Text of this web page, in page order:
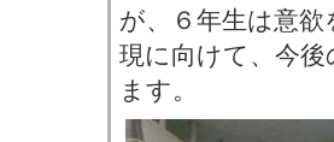
が、６年生は意
現に向けて、今
ます。